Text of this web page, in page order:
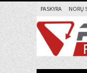
PASKYRA NORŲ